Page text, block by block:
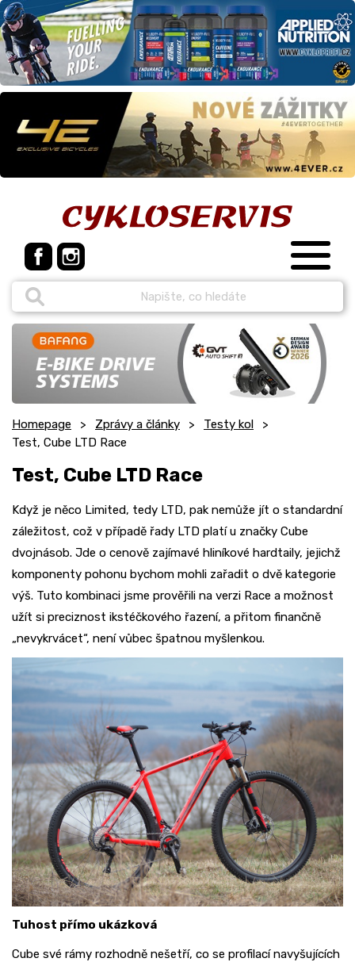
Homepage Zprávy a články
Testy kol
Test, Cube LTD Race
Test, Cube LTD Race
Když je něco Limited, tedy LTD, pak nemůže jít o standardní
záležitost, což v případě řady LTD platí u značky Cube
dvojnásob. Jde o cenově zajímavé hliníkové hardtaily, jejichž
komponenty pohonu bychom mohli zařadit o dvě kategorie
výš. Tuto kombinaci jsme prověřili na verzi Race a možnost
užít si preciznost ikstéčkového řazení, a přitom finančně
„nevykrvácet“, není vůbec špatnou myšlenkou.
Tuhost přímo ukázková
Cube své rámy rozhodně nešetří, co se profilací navyšujících